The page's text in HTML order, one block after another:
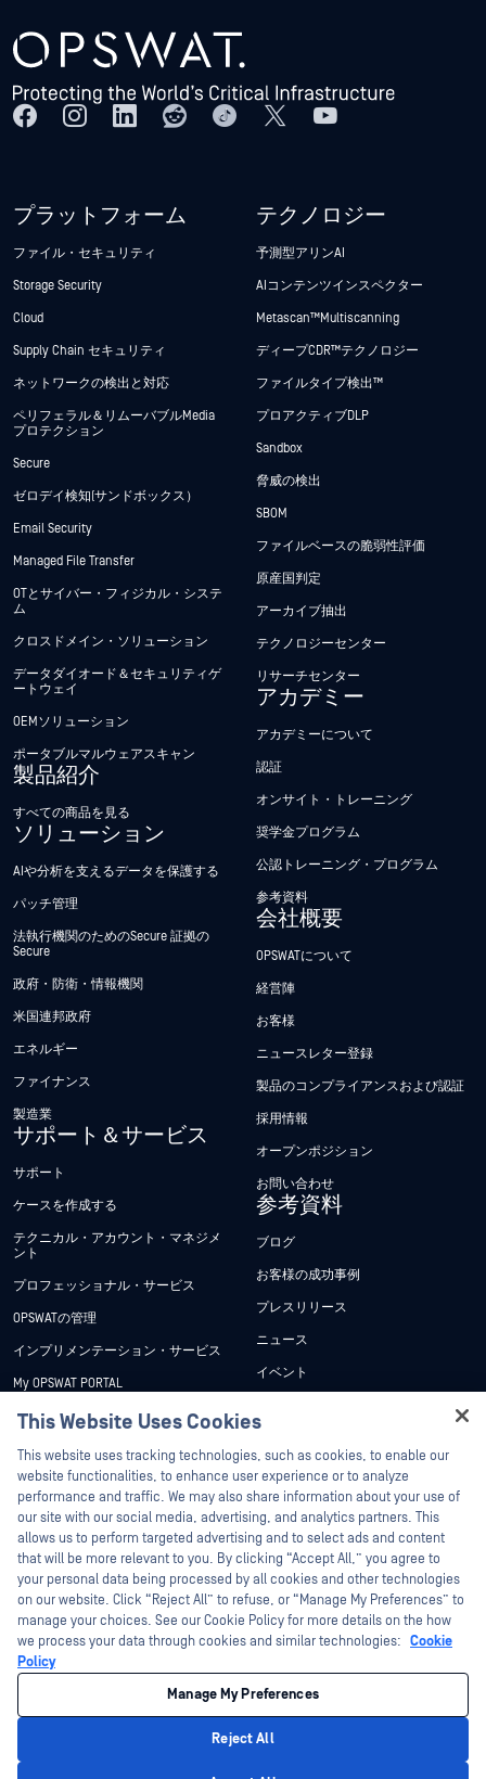
プラットフォーム
ファイル・セキュリティ
Storage Security
Cloud
Supply Chain セキュリティ
ネットワークの検出と対応
ペリフェラル＆リムーバブルMedia
プロテクション
Secure
ゼロデイ検知(サンドボックス）
Email Security
Managed File Transfer
OTとサイバー・フィジカル・システ
ム
クロスドメイン・ソリューション
データダイオード＆セキュリティゲ
ートウェイ
OEMソリューション
ポータブルマルウェアスキャン
製品紹介
すべての商品を見る
ソリューション
AIや分析を支えるデータを保護する
パッチ管理
法執行機関のためのSecure 証拠の
Secure
政府・防衛・情報機関
米国連邦政府
エネルギー
ファイナンス
製造業
サポート＆サービス
サポート
ケースを作成する
テクニカル・アカウント・マネジメ
ント
プロフェッショナル・サービス
OPSWATの管理
インプリメンテーション・サービス
My OPSWAT PORTAL
技術文書
トレーニング
脆弱性対策プログラム
Partners
認証
テクノロジー・パートナー
OPSWAT チャネル パートナー
テクノロジー
予測型アリンAI
AIコンテンツインスペクター
Metascan™ Multiscanning
ディープCDR™テクノロジー
ファイルタイプ検出™
プロアクティブDLP
Sandbox
脅威の検出
SBOM
ファイルベースの脆弱性評価
原産国判定
アーカイブ抽出
テクノロジーセンター
リサーチセンター
アカデミー
アカデミーについて
認証
オンサイト・トレーニング
奨学金プログラム
公認トレーニング・プログラム
参考資料
会社概要
OPSWATについて
経営陣
お客様
ニュースレター登録
製品のコンプライアンスおよび認証
採用情報
オープンポジション
お問い合わせ
参考資料
ブログ
お客様の成功事例
プレスリリース
ニュース
イベント
ホワイトペーパー
無料ツール
©2026OPSWAT . All rights reserved.OPSWAT、MetaDefender、Metascan、
MetaAccess、OPSWAT 、Trust no File. Trust No Device.、OPSWAT 、Protecting the
World's Critical Infrastructure、Deep CDR™ Technology、InQuest、InQuestロゴ、
DFI、RetroHunt、Deep File Inspection、およびJoin the Huntは、OPSWAT の商標
です。第三者の商標は、それぞれの所有者の財産です。
プライバシーポリシー クッキー設定
This Website Uses Cookies
This website uses tracking technologies, such as cookies, to enable our
website functionalities, to enhance user experience or to analyze
performance and traffic. We may also share information about your use of
our site with our social media, advertising, and analytics partners. This
allows us to perform targeted advertising and to select ads and content
that will be more relevant to you. By clicking “Accept All,” you agree to
your personal data being processed by all cookies and other technologies
on our website. Click “Reject All” to refuse, or “Manage My Preferences” to
manage your choices. See our Cookie Policy for more details on the how
we process your data through cookies and similar technologies: Cookie
Policy
Manage My Preferences
Reject All
Hey there!
I'm Ozzy, your OPSWAT virtual assistant.
How can I help you secure what's critical
today?